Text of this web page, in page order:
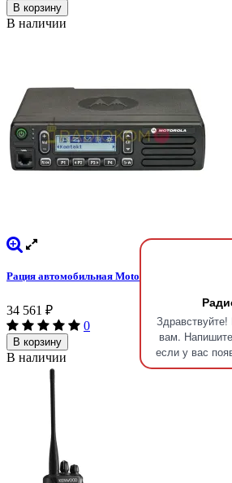
вам.
если у вас
В корзину
В наличии
Рация автомобильная Motorola DM1600 (VHF)
34 561 ₽
0
В корзину
В наличии